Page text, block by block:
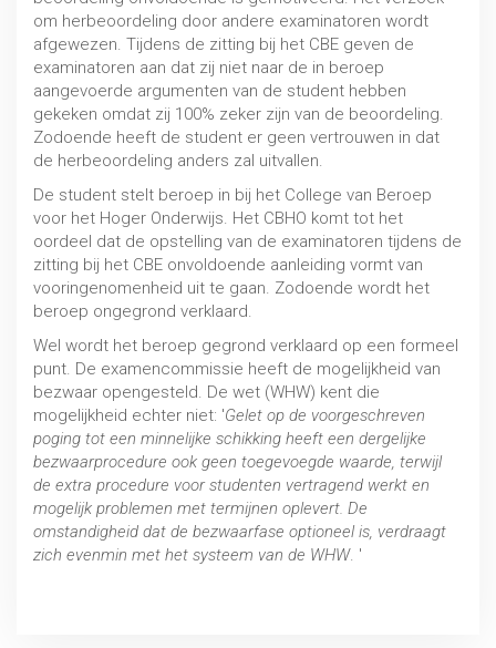
Studiefinanciering
MBO / HBO / WO
om herbeoordeling door andere examinatoren wordt
afgewezen. Tijdens de zitting bij het CBE geven de
examinatoren aan dat zij niet naar de in beroep
aangevoerde argumenten van de student hebben
gekeken omdat zij 100% zeker zijn van de beoordeling.
Zodoende heeft de student er geen vertrouwen in dat
de herbeoordeling anders zal uitvallen.
De student stelt beroep in bij het College van Beroep
voor het Hoger Onderwijs. Het CBHO komt tot het
oordeel dat de opstelling van de examinatoren tijdens de
zitting bij het CBE onvoldoende aanleiding vormt van
vooringenomenheid uit te gaan. Zodoende wordt het
beroep ongegrond verklaard.
Wel wordt het beroep gegrond verklaard op een formeel
punt. De examencommissie heeft de mogelijkheid van
bezwaar opengesteld. De wet (WHW) kent die
mogelijkheid echter niet: 'Gelet op de voorgeschreven
poging tot een minnelijke schikking heeft een dergelijke
bezwaarprocedure ook geen toegevoegde waarde, terwijl
de extra procedure voor studenten vertragend werkt en
mogelijk problemen met termijnen oplevert. De
omstandigheid dat de bezwaarfase optioneel is, verdraagt
zich evenmin met het systeem van de WHW. '